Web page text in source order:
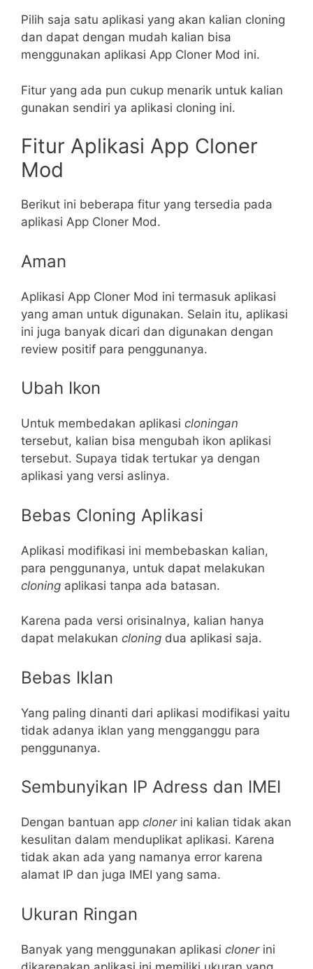
Pilih saja satu aplikasi yang akan kalian cloning
dan dapat dengan mudah kalian bisa
menggunakan aplikasi App Cloner Mod ini.
Fitur yang ada pun cukup menarik untuk kalian
gunakan sendiri ya aplikasi cloning ini.
Fitur Aplikasi App Cloner
Mod
Berikut ini beberapa fitur yang tersedia pada
aplikasi App Cloner Mod.
Aman
Aplikasi App Cloner Mod ini termasuk aplikasi
yang aman untuk digunakan. Selain itu, aplikasi
ini juga banyak dicari dan digunakan dengan
review positif para penggunanya.
Ubah Ikon
Untuk membedakan aplikasi cloningan
tersebut, kalian bisa mengubah ikon aplikasi
tersebut. Supaya tidak tertukar ya dengan
aplikasi yang versi aslinya.
Bebas Cloning Aplikasi
Aplikasi modifikasi ini membebaskan kalian,
para penggunanya, untuk dapat melakukan
cloning aplikasi tanpa ada batasan.
Karena pada versi orisinalnya, kalian hanya
dapat melakukan cloning dua aplikasi saja.
Bebas Iklan
Yang paling dinanti dari aplikasi modifikasi yaitu
tidak adanya iklan yang mengganggu para
penggunanya.
Sembunyikan IP Adress dan IMEI
Dengan bantuan app clonerini kalian tidak akan
kesulitan dalam menduplikat aplikasi. Karena
tidak akan ada yang namanya error karena
alamat IP dan juga IMEI yang sama.
Ukuran Ringan
Banyak yang menggunakan aplikasi clonerini